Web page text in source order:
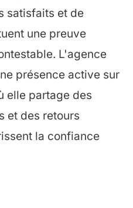
satisfaits et de
une preuve
L'agence
présence active sur
elle partage des
et des retours
la confiance